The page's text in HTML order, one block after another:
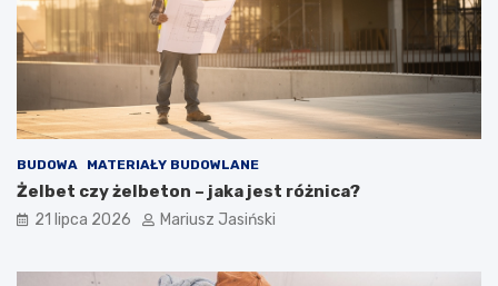
BUDOWA MATERIAŁY BUDOWLANE
Żelbet czy żelbeton – jaka jest różnica?
21 lipca 2026 Mariusz Jasiński